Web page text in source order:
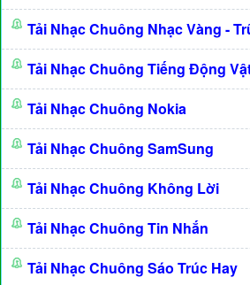
Tải Nhạc Chuông Nhạc Vàng -
Tải Nhạc Chuông Tiếng Động
Tải Nhạc Chuông Nokia
Tải Nhạc Chuông SamSung
Tải Nhạc Chuông Không Lời
Tải Nhạc Chuông Tin Nhắn
Tải Nhạc Chuông Sáo Trúc Hay